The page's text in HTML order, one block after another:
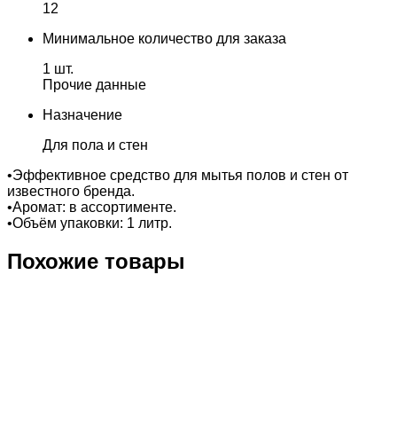
12
Минимальное количество для заказа
1 шт.
Прочие данные
Назначение
Для пола и стен
•Эффективное средство для мытья полов и стен от
известного бренда.
•Аромат: в ассортименте.
•Объём упаковки: 1 литр.
Похожие товары